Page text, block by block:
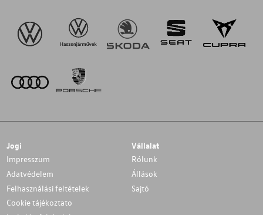
Jogi
Impresszum
Adatvédelem
Felhasználási feltételek
Cookie tájékoztato
Vállalat
Rólunk
Állások
Sajtó